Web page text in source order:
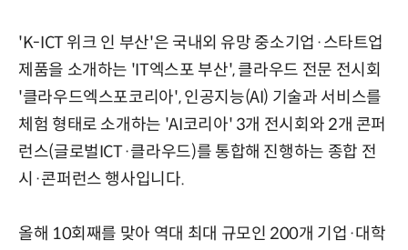
'K-ICT 위크 인 부산'은 국내외 유망 중소기업·스타트업
제품을 소개하는 'IT엑스포 부산', 클라우드 전문 전시회
'클라우드엑스포코리아', 인공지능(AI) 기술과 서비스를
체험 형태로 소개하는 'AI코리아' 3개 전시회와 2개 콘퍼
런스(글로벌ICT·클라우드)를 통합해 진행하는 종합 전
시·콘퍼런스 행사입니다.
올해 10회째를 맞아 역대 최대 규모인 200개 기업·대학